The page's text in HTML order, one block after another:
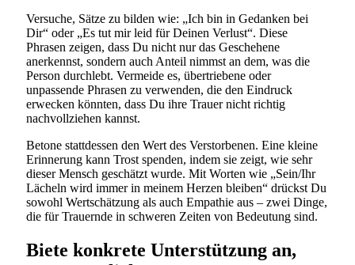
Versuche, Sätze zu bilden wie: „Ich bin in Gedanken bei
Dir“ oder „Es tut mir leid für Deinen Verlust“. Diese
Phrasen zeigen, dass Du nicht nur das Geschehene
anerkennst, sondern auch Anteil nimmst an dem, was die
Person durchlebt. Vermeide es, übertriebene oder
unpassende Phrasen zu verwenden, die den Eindruck
erwecken könnten, dass Du ihre Trauer nicht richtig
nachvollziehen kannst.
Betone stattdessen den Wert des Verstorbenen. Eine kleine
Erinnerung kann Trost spenden, indem sie zeigt, wie sehr
dieser Mensch geschätzt wurde. Mit Worten wie „Sein/Ihr
Lächeln wird immer in meinem Herzen bleiben“ drückst Du
sowohl Wertschätzung als auch Empathie aus – zwei Dinge,
die für Trauernde in schweren Zeiten von Bedeutung sind.
Biete konkrete Unterstützung an,